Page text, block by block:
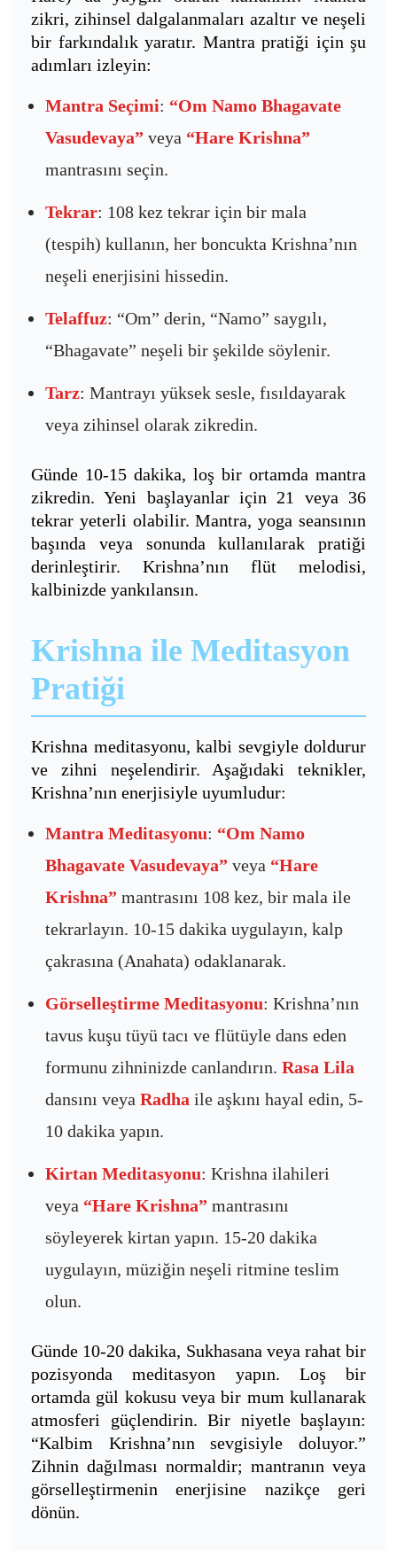
zikri, zihinsel dalgalanmaları azaltır ve neşeli
bir farkındalık yaratır. Mantra pratiği için şu
adımları izleyin:
Mantra Seçimi: “Om Namo Bhagavate
Vasudevaya” veya “Hare Krishna”
mantrasını seçin.
Tekrar: 108 kez tekrar için bir mala
(tespih) kullanın, her boncukta Krishna’nın
neşeli enerjisini hissedin.
Telaffuz: “Om” derin, “Namo” saygılı,
“Bhagavate” neşeli bir şekilde söylenir.
Tarz: Mantrayı yüksek sesle, fısıldayarak
veya zihinsel olarak zikredin.
Günde 10-15 dakika, loş bir ortamda mantra
zikredin. Yeni başlayanlar için 21 veya 36
tekrar yeterli olabilir. Mantra, yoga seansının
başında veya sonunda kullanılarak pratiği
derinleştirir. Krishna’nın flüt melodisi,
kalbinizde yankılansın.
Krishna ile Meditasyon
Pratiği
Krishna meditasyonu, kalbi sevgiyle doldurur
ve zihni neşelendirir. Aşağıdaki teknikler,
Krishna’nın enerjisiyle uyumludur:
Mantra Meditasyonu: “Om Namo
Bhagavate Vasudevaya” veya “Hare
Krishna” mantrasını 108 kez, bir mala ile
tekrarlayın. 10-15 dakika uygulayın, kalp
çakrasına (Anahata) odaklanarak.
Görselleştirme Meditasyonu: Krishna’nın
tavus kuşu tüyü tacı ve flütüyle dans eden
formunu zihninizde canlandırın. Rasa Lila
dansını veya Radha ile aşkını hayal edin, 5-
10 dakika yapın.
Kirtan Meditasyonu: Krishna ilahileri
veya “Hare Krishna” mantrasını
söyleyerek kirtan yapın. 15-20 dakika
uygulayın, müziğin neşeli ritmine teslim
olun.
Günde 10-20 dakika, Sukhasana veya rahat bir
pozisyonda meditasyon yapın. Loş bir
ortamda gül kokusu veya bir mum kullanarak
atmosferi güçlendirin. Bir niyetle başlayın:
“Kalbim Krishna’nın sevgisiyle doluyor.”
Zihnin dağılması normaldir; mantranın veya
görselleştirmenin enerjisine nazikçe geri
dönün.